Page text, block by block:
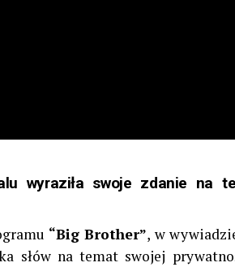
wyraziła swoje zdanie na
“Big Brother”, w
słów na temat swojej